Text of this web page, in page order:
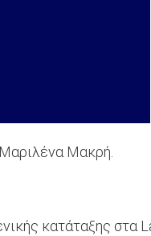
Μαριλένα Μακρή.
κατάταξης στα